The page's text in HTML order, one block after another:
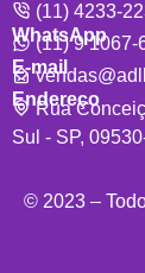
(11) 4233-
WhatsApp
(11) 9 1067-
E-mail
Endereço
Rua
Sul - SP,
© 2023 –